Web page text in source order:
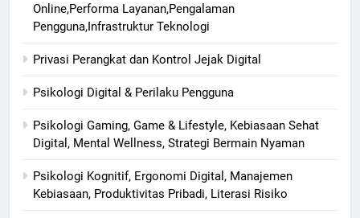
Online,Performa Layanan,Pengalaman
Pengguna,Infrastruktur Teknologi
Privasi Perangkat dan Kontrol Jejak Digital
Psikologi Digital & Perilaku Pengguna
Psikologi Gaming, Game & Lifestyle, Kebiasaan Sehat
Digital, Mental Wellness, Strategi Bermain Nyaman
Psikologi Kognitif, Ergonomi Digital, Manajemen
Kebiasaan, Produktivitas Pribadi, Literasi Risiko